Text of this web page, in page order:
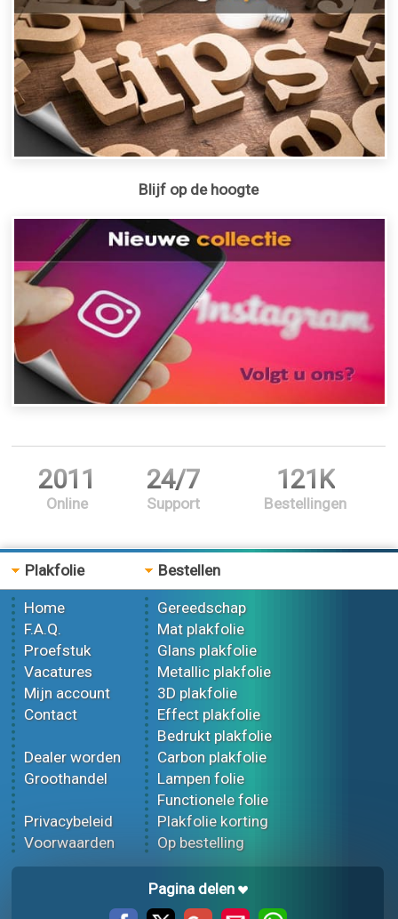
Blijf op de hoogte
2011
Online
24/7
Support
121K
Bestellingen
Plakfolie
Home
F.A.Q.
Proefstuk
Vacatures
Mijn account
Contact
Dealer worden
Groothandel
Privacybeleid
Voorwaarden
Bestellen
Gereedschap
Mat plakfolie
Glans plakfolie
Metallic plakfolie
3D plakfolie
Effect plakfolie
Bedrukt plakfolie
Carbon plakfolie
Lampen folie
Functionele folie
Plakfolie korting
Op bestelling
Pagina delen